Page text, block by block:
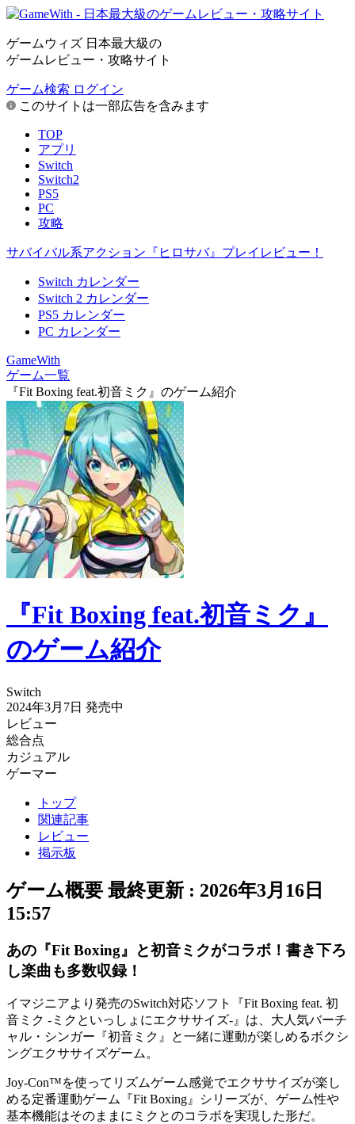
ゲームウィズ 日本最大級の
ゲームレビュー・攻略サイト
ゲーム検索 ログイン
このサイトは一部広告を含みます
TOP
アプリ
Switch
Switch2
PS5
PC
攻略
サバイバル系アクション『ヒロサバ』プレイレビュー！
Switch カレンダー
Switch 2 カレンダー
PS5 カレンダー
PC カレンダー
GameWith
ゲーム一覧
『Fit Boxing feat.初音ミク』のゲーム紹介
『Fit Boxing feat.初音ミク』
のゲーム紹介
Switch
2024年3月7日 発売中
レビュー
総合点
カジュアル
ゲーマー
トップ
関連記事
レビュー
掲示板
ゲーム概要 最終更新 : 2026年3月16日
15:57
あの『Fit Boxing』と初音ミクがコラボ！書き下ろ
し楽曲も多数収録！
イマジニアより発売のSwitch対応ソフト『Fit Boxing feat. 初
音ミク -ミクといっしょにエクササイズ-』は、大人気バーチ
ャル・シンガー『初音ミク』と一緒に運動が楽しめるボクシ
ングエクササイズゲーム。
Joy-Con™を使ってリズムゲーム感覚でエクササイズが楽し
める定番運動ゲーム『Fit Boxing』シリーズが、ゲーム性や
基本機能はそのままにミクとのコラボを実現した形だ。